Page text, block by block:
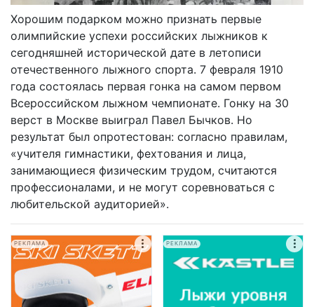
Хорошим подарком можно признать первые
олимпийские успехи российских лыжников к
сегодняшней исторической дате в летописи
отечественного лыжного спорта. 7 февраля 1910
года состоялась первая гонка на самом первом
Всероссийском лыжном чемпионате. Гонку на 30
верст в Москве выиграл Павел Бычков. Но
результат был опротестован: согласно правилам,
«учителя гимнастики, фехтования и лица,
занимающиеся физическим трудом, считаются
профессионалами, и не могут соревноваться с
любительской аудиторией».
РЕКЛАМА РЕКЛАМА